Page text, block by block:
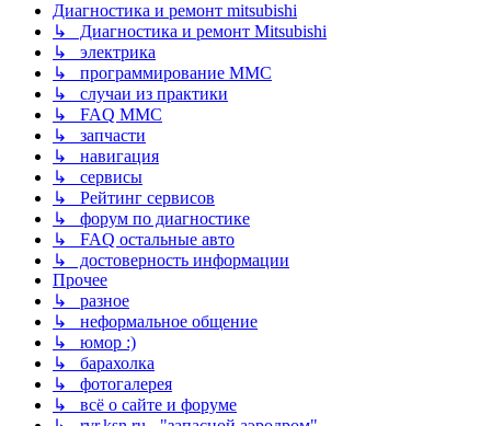
Диагностика и ремонт mitsubishi
↳ Диагностика и ремонт Mitsubishi
↳ электрика
↳ программирование MMC
↳ случаи из практики
↳ FAQ MMC
↳ запчасти
↳ навигация
↳ сервисы
↳ Рейтинг сервисов
↳ форум по диагностике
↳ FAQ остальные авто
↳ достоверность информации
Прочее
↳ разное
↳ неформальное общение
↳ юмор :)
↳ барахолка
↳ фотогалерея
↳ всё о сайте и форуме